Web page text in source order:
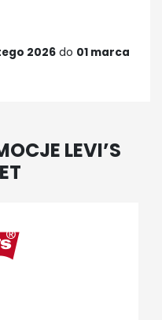
2026 do 01 marca
LEVI’S